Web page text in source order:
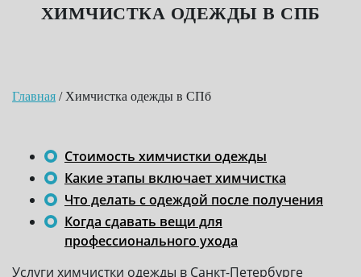
ХИМЧИСТКА ОДЕЖДЫ В СПБ
Главная / Химчистка одежды в СПб
Стоимость химчистки одежды
Какие этапы включает химчистка
Что делать с одеждой после получения
Когда сдавать вещи для
профессионального ухода
Услуги химчистки одежды в Санкт-Петербурге